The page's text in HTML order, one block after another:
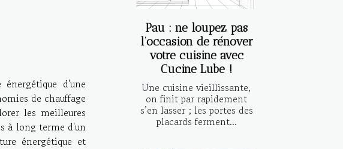
d'une
de chauffage
les meilleures
à long terme d'un
énergétique et
Pau : ne loupez pas
l’occasion de rénover
votre cuisine avec
Cucine Lube !
Une cuisine vieillissante,
on finit par rapidement
s’en lasser ; les portes des
placards ferment...